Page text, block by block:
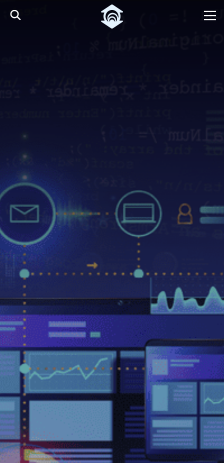
Pular para o Conteúdo principal